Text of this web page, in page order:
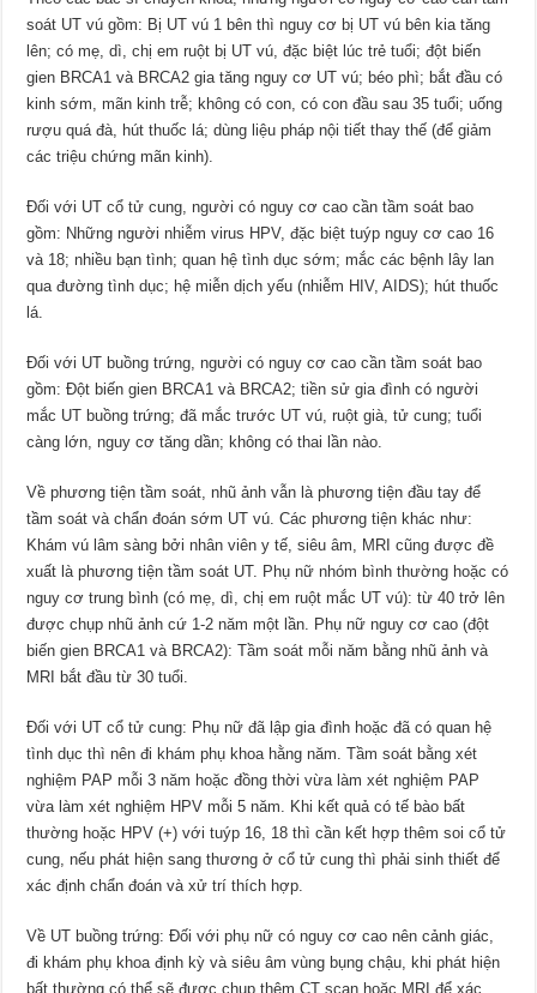
soát UT vú gồm: Bị UT vú 1 bên thì nguy cơ bị UT vú bên kia tăng
lên; có mẹ, dì, chị em ruột bị UT vú, đặc biệt lúc trẻ tuổi; đột biến
gien BRCA1 và BRCA2 gia tăng nguy cơ UT vú; béo phì; bắt đầu có
kinh sớm, mãn kinh trễ; không có con, có con đầu sau 35 tuổi; uống
rượu quá đà, hút thuốc lá; dùng liệu pháp nội tiết thay thế (để giảm
các triệu chứng mãn kinh).
Ðối với UT cổ tử cung, người có nguy cơ cao cần tầm soát bao
gồm: Những người nhiễm virus HPV, đặc biệt tuýp nguy cơ cao 16
và 18; nhiều bạn tình; quan hệ tình dục sớm; mắc các bệnh lây lan
qua đường tình dục; hệ miễn dịch yếu (nhiễm HIV, AIDS); hút thuốc
lá.
Ðối với UT buồng trứng, người có nguy cơ cao cần tầm soát bao
gồm: Ðột biến gien BRCA1 và BRCA2; tiền sử gia đình có người
mắc UT buồng trứng; đã mắc trước UT vú, ruột già, tử cung; tuổi
càng lớn, nguy cơ tăng dần; không có thai lần nào.
Về phương tiện tầm soát, nhũ ảnh vẫn là phương tiện đầu tay để
tầm soát và chẩn đoán sớm UT vú. Các phương tiện khác như:
Khám vú lâm sàng bởi nhân viên y tế, siêu âm, MRI cũng được đề
xuất là phương tiện tầm soát UT. Phụ nữ nhóm bình thường hoặc có
nguy cơ trung bình (có mẹ, dì, chị em ruột mắc UT vú): từ 40 trở lên
được chụp nhũ ảnh cứ 1-2 năm một lần. Phụ nữ nguy cơ cao (đột
biến gien BRCA1 và BRCA2): Tầm soát mỗi năm bằng nhũ ảnh và
MRI bắt đầu từ 30 tuổi.
Ðối với UT cổ tử cung: Phụ nữ đã lập gia đình hoặc đã có quan hệ
tình dục thì nên đi khám phụ khoa hằng năm. Tầm soát bằng xét
nghiệm PAP mỗi 3 năm hoặc đồng thời vừa làm xét nghiệm PAP
vừa làm xét nghiệm HPV mỗi 5 năm. Khi kết quả có tế bào bất
thường hoặc HPV (+) với tuýp 16, 18 thì cần kết hợp thêm soi cổ tử
cung, nếu phát hiện sang thương ở cổ tử cung thì phải sinh thiết để
xác định chẩn đoán và xử trí thích hợp.
Về UT buồng trứng: Ðối với phụ nữ có nguy cơ cao nên cảnh giác,
đi khám phụ khoa định kỳ và siêu âm vùng bụng chậu, khi phát hiện
bất thường có thể sẽ được chụp thêm CT scan hoặc MRI để xác